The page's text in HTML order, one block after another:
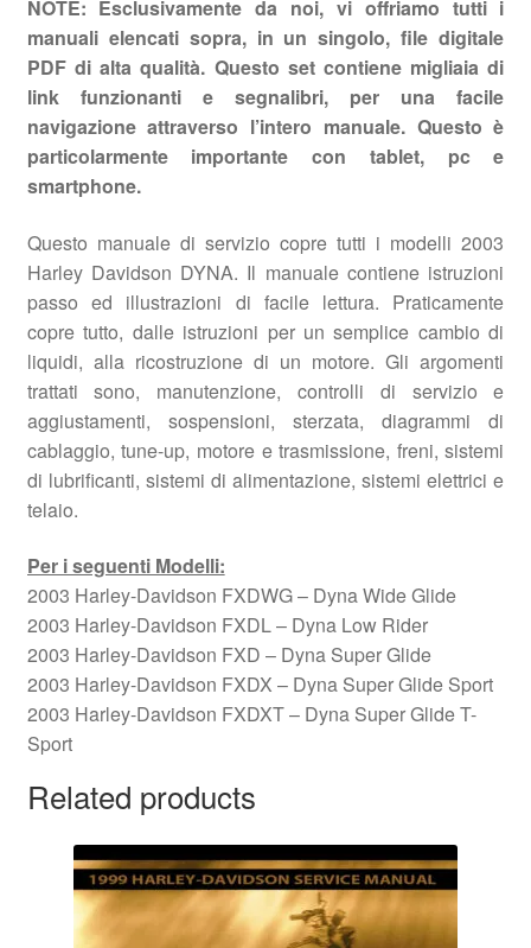
NOTE: Esclusivamente da noi, vi offriamo tutti i
manuali elencati sopra, in un singolo, file digitale
PDF di alta qualità. Questo set contiene migliaia di
link funzionanti e segnalibri, per una facile
navigazione attraverso l’intero manuale. Questo è
particolarmente importante con tablet, pc e
smartphone.
Questo manuale di servizio copre tutti i modelli 2003
Harley Davidson DYNA. Il manuale contiene istruzioni
passo ed illustrazioni di facile lettura. Praticamente
copre tutto, dalle istruzioni per un semplice cambio di
liquidi, alla ricostruzione di un motore. Gli argomenti
trattati sono, manutenzione, controlli di servizio e
aggiustamenti, sospensioni, sterzata, diagrammi di
cablaggio, tune-up, motore e trasmissione, freni, sistemi
di lubrificanti, sistemi di alimentazione, sistemi elettrici e
telaio.
Per i seguenti Modelli:
2003 Harley-Davidson FXDWG – Dyna Wide Glide
2003 Harley-Davidson FXDL – Dyna Low Rider
2003 Harley-Davidson FXD – Dyna Super Glide
2003 Harley-Davidson FXDX – Dyna Super Glide Sport
2003 Harley-Davidson FXDXT – Dyna Super Glide T-
Sport
Related products